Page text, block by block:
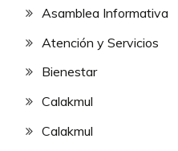
Asamblea Informativa
Atención y Servicios
Bienestar
Calakmul
Calakmul